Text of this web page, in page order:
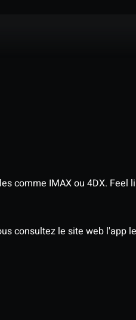
comme IMAX ou 4DX. Feel
consultez le site web l'app